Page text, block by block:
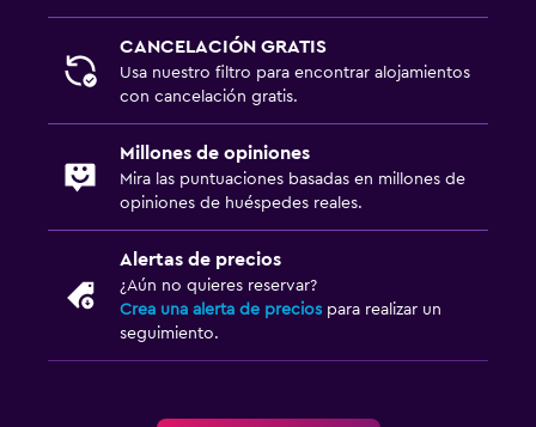
CANCELACIÓN GRATIS
Usa nuestro filtro para encontrar alojamientos
con cancelación gratis.
Millones de opiniones
Mira las puntuaciones basadas en millones de
opiniones de huéspedes reales.
Alertas de precios
¿Aún no quieres reservar?
Crea una alerta de precios para realizar un
seguimiento.